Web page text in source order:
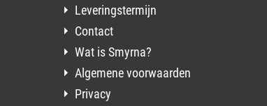
Leveringstermijn
Contact
Wat is Smyrna?
Algemene voorwaarden
Privacy